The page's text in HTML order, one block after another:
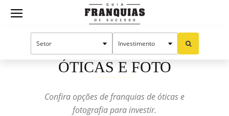
Guia
Franquias por setor Óticas e Foto
ÓTICAS E FOTO
Confira opções de franquias de óticas e
fotografia para investir.